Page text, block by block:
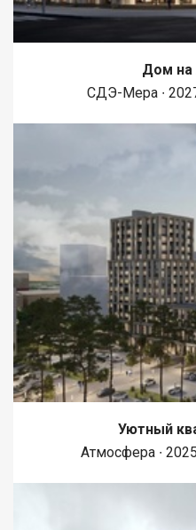
Дом на
СДЭ-Мера ∙
Уютный
Атмосфера ∙